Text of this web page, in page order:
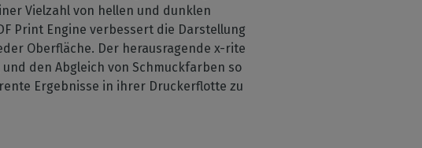
Vielzahl von hellen und dunklen
Print Engine verbessert die Darstellung
Oberfläche. Der herausragende x-rite
den Abgleich von Schmuckfarben so
Ergebnisse in ihrer Druckerflotte zu